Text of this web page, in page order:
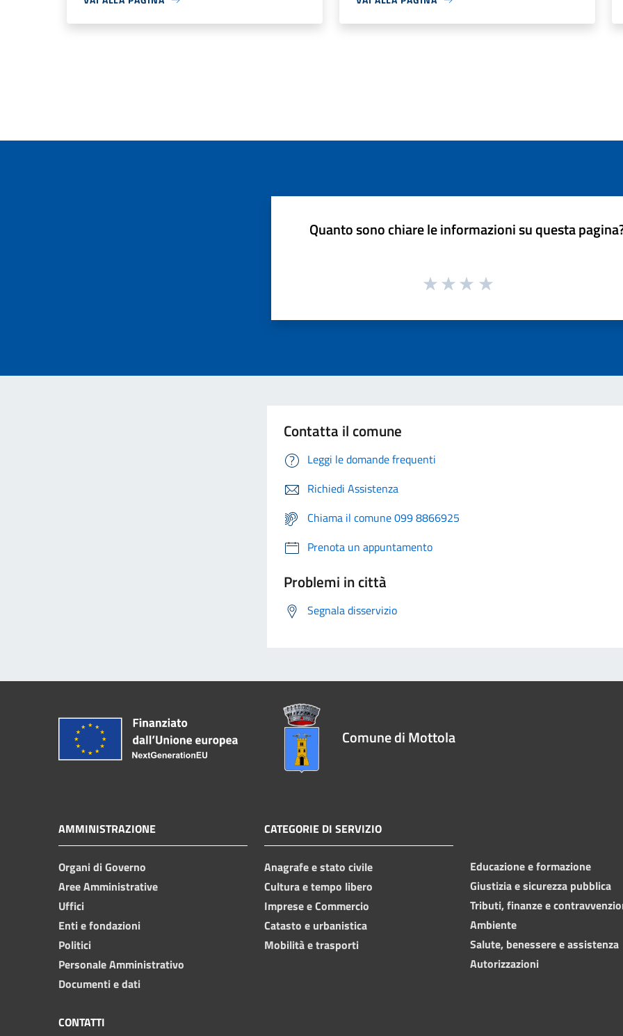
Quanto sono chiare le informazioni su questa
Contatta il comune
Leggi le domande frequenti
Richiedi Assistenza
Chiama il comune 099 8866925
Prenota un appuntamento
Problemi in città
Segnala disservizio
Comune di Mottola
AMMINISTRAZIONE
Organi di Governo
Aree Amministrative
Uffici
Enti e fondazioni
Politici
Personale Amministrativo
Documenti e dati
CATEGORIE DI SERVIZIO
Anagrafe e stato civile
Cultura e tempo libero
Imprese e Commercio
Catasto e urbanistica
Mobilità e trasporti
Educazione e formazione
Giustizia e sicurezza pubblica
Tributi, finanze e
Ambiente
Salute, benessere e assistenza
Autorizzazioni
CONTATTI